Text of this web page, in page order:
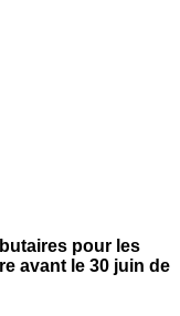
pour les
avant le 30 juin de